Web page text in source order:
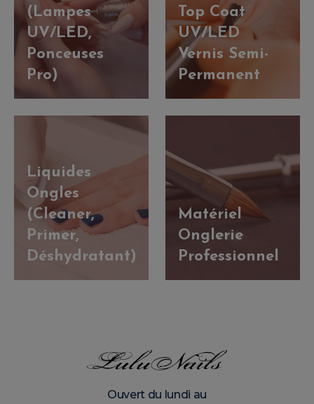
(Lampes
UV/LED,
Ponceuses
Pro)
Top Coat
UV/LED
Vernis Semi-
Permanent
Liquides
Ongles
(Cleaner,
Primer,
Déshydratant)
Matériel
Onglerie
Professionnel
Ouvert du lundi au